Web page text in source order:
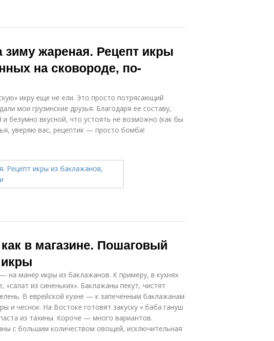
зиму жареная. Рецепт икры
на сковороде, по-
икру еще не ели. Это просто потрясающий
мои грузинские друзья. Благодаря ее составу,
безумно вкусной, что устоять не возможно (как бы
уверяю вас, рецептик — просто бомба!
в магазине. Пошаговый
на манер икры из баклажанов. К примеру, в кухнях
из синеньких». Баклажаны пекут, чистят
В еврейской кухне — к запеченным баклажанам
и чеснок. На Востоке готовят закуску « баба гануш
с большим количеством овощей, исключительная